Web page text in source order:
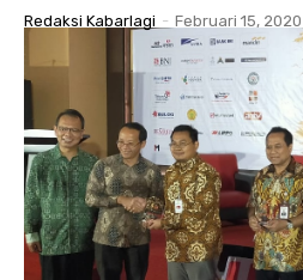
Redaksi Kabarlagi - Februari 15, 2020